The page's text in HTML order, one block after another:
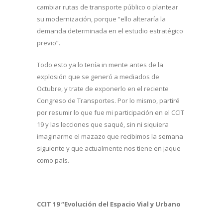
cambiar rutas de transporte público o plantear
su modernización, porque “ello alteraría la
demanda determinada en el estudio estratégico
previo”.
Todo esto ya lo tenía in mente antes de la
explosión que se generó a mediados de
Octubre, y trate de exponerlo en el reciente
Congreso de Transportes. Por lo mismo, partiré
por resumir lo que fue mi participación en el CCIT
19 y las lecciones que saqué, sin ni siquiera
imaginarme el mazazo que recibimos la semana
siguiente y que actualmente nos tiene en jaque
como país.
CCIT 19 “Evolución del Espacio Vial y Urbano